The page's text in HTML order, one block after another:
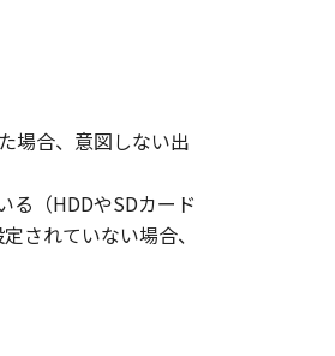
export,
ARE
OR
LEGAL
場合、意図しない出
る（HDDやSDカード
されていない場合、